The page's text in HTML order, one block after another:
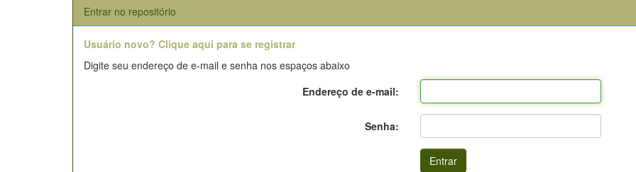
Entrar no repositório
Usuário novo? Clique aqui para se registrar
Digite seu endereço de e-mail e senha nos espaços abaixo
Endereço de e-mail:
Senha: